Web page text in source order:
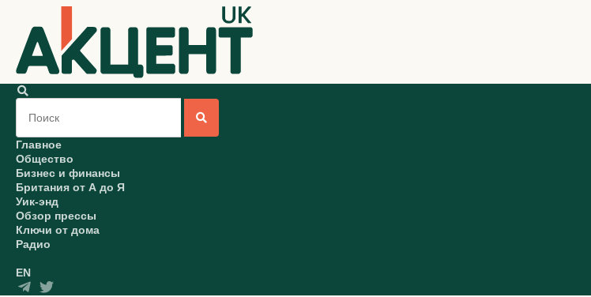
Главное
Общество
Бизнес и финансы
Британия от А до Я
Уик-энд
Обзор прессы
Ключи от дома
Радио
EN